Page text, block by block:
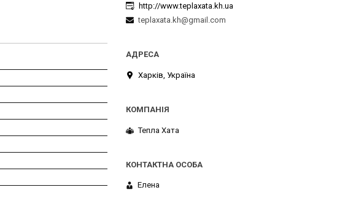
http://www.teplaxata.kh.ua
teplaxata.kh@gmail.com
Харків, Україна
Тепла Хата
Елена